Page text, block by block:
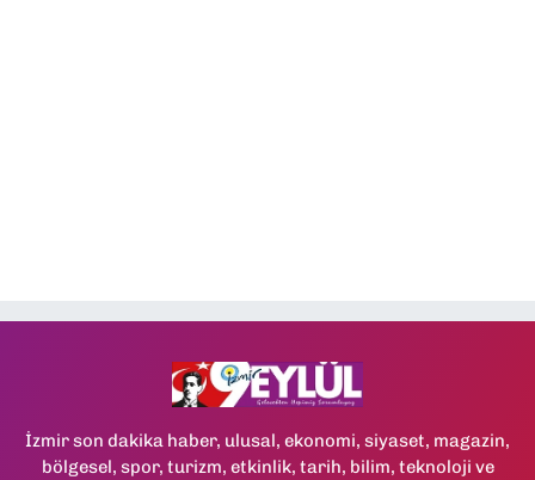
İzmir son dakika haber, ulusal, ekonomi, siyaset, magazin,
bölgesel, spor, turizm, etkinlik, tarih, bilim, teknoloji ve